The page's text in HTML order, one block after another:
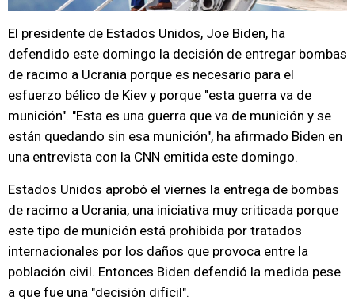
El presidente de Estados Unidos, Joe Biden, ha
defendido este domingo la decisión de entregar bombas
de racimo a Ucrania porque es necesario para el
esfuerzo bélico de Kiev y porque "esta guerra va de
munición". "Esta es una guerra que va de munición y se
están quedando sin esa munición", ha afirmado Biden en
una entrevista con la CNN emitida este domingo.
Estados Unidos aprobó el viernes la entrega de bombas
de racimo a Ucrania, una iniciativa muy criticada porque
este tipo de munición está prohibida por tratados
internacionales por los daños que provoca entre la
población civil. Entonces Biden defendió la medida pese
a que fue una "decisión difícil".